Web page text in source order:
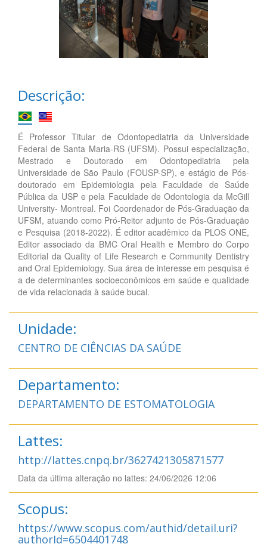
Descrição:
É Professor Titular de Odontopediatria da Universidade
Federal de Santa Maria-RS (UFSM). Possui especialização,
Mestrado e Doutorado em Odontopediatria pela
Universidade de São Paulo (FOUSP-SP), e estágio de Pós-
doutorado em Epidemiologia pela Faculdade de Saúde
Pública da USP e pela Faculdade de Odontologia da McGill
University- Montreal. Foi Coordenador de Pós-Graduação da
UFSM, atuando como Pró-Reitor adjunto de Pós-Graduação
e Pesquisa (2018-2022). É editor acadêmico da PLOS ONE,
Editor associado da BMC Oral Health e Membro do Corpo
Editorial da Quality of Life Research e Community Dentistry
and Oral Epidemiology. Sua área de interesse em pesquisa é
a de determinantes socioeconômicos em saúde e qualidade
de vida relacionada à saúde bucal.
Unidade:
CENTRO DE CIÊNCIAS DA SAÚDE
Departamento:
DEPARTAMENTO DE ESTOMATOLOGIA
Lattes:
http://lattes.cnpq.br/3627421305871577
Data da última alteração no lattes: 24/06/2026 12:06
Scopus:
https://www.scopus.com/authid/detail.uri?
authorId=6504401748